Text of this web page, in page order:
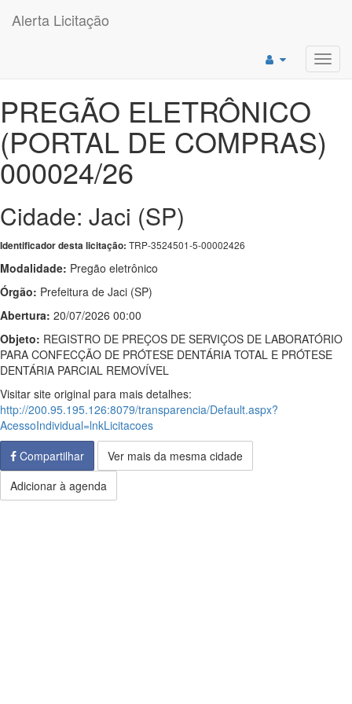
Alerta Licitação
PREGÃO ELETRÔNICO
(PORTAL DE COMPRAS)
000024/26
Cidade: Jaci (SP)
Identificador desta licitação: TRP-3524501-5-00002426
Modalidade: Pregão eletrônico
Órgão: Prefeitura de Jaci (SP)
Abertura: 20/07/2026 00:00
Objeto: REGISTRO DE PREÇOS DE SERVIÇOS DE LABORATÓRIO
PARA CONFECÇÃO DE PRÓTESE DENTÁRIA TOTAL E PRÓTESE
DENTÁRIA PARCIAL REMOVÍVEL
Visitar site original para mais detalhes:
http://200.95.195.126:8079/transparencia/Default.aspx?
AcessoIndividual=lnkLicitacoes
Compartilhar
Ver mais da mesma cidade
Adicionar à agenda